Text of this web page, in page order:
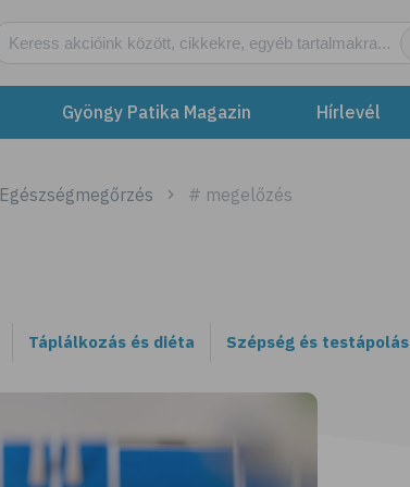
Gyöngy Patika Magazin Hírlevél
Egészségmegőrzés # megelőzés
Táplálkozás és diéta Szépség és testápolás